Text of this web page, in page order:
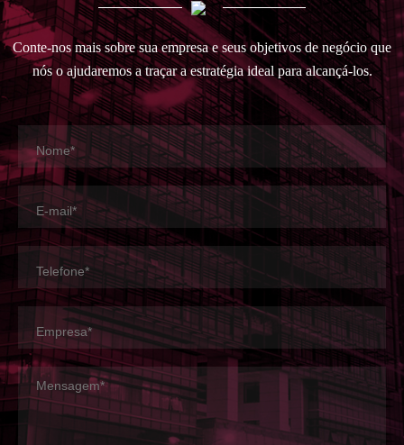
Conte-nos mais sobre sua empresa e seus objetivos de negócio que
nós o ajudaremos a traçar a estratégia ideal para alcançá-los.